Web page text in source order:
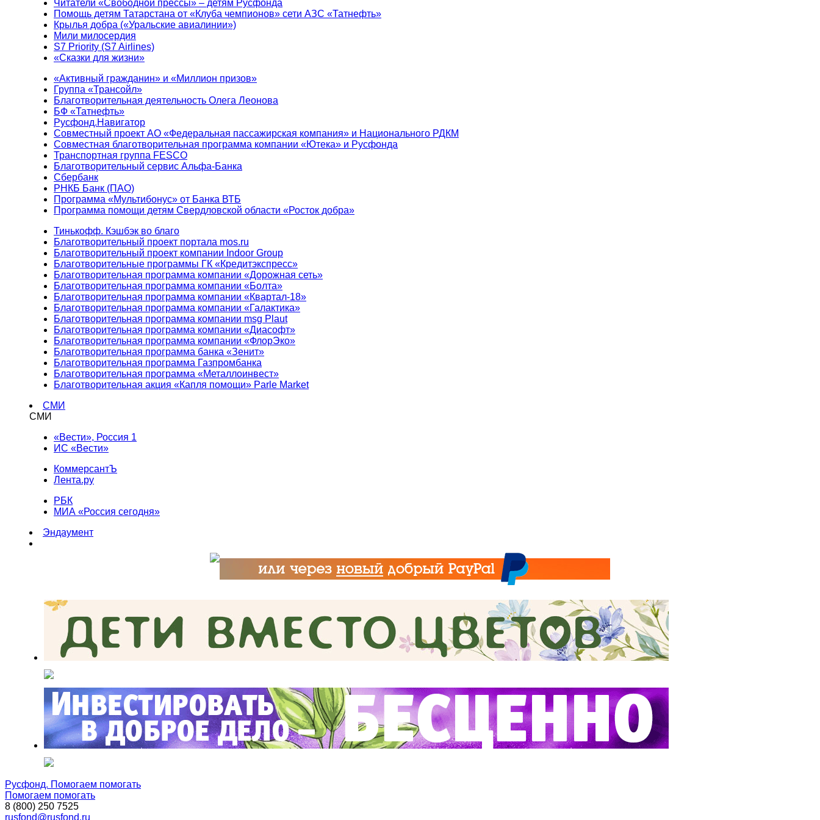
Читатели «Свободной прессы» – детям Русфонда
Помощь детям Татарстана от «Клуба чемпионов» сети АЗС «Татнефть»
Крылья добра («Уральские авиалинии»)
Мили милосердия
S7 Priority (S7 Airlines)
«Сказки для жизни»
«Активный гражданин» и «Миллион призов»
Группа «Трансойл»
Благотворительная деятельность Олега Леонова
БФ «Татнефть»
Русфонд.Навигатор
Совместный проект АО «Федеральная пассажирская компания» и Национального РДКМ
Совместная благотворительная программа компании «Ютека» и Русфонда
Транспортная группа FESCO
Благотворительный сервис Альфа-Банка
Сбербанк
РНКБ Банк (ПАО)
Программа «Мультибонус» от Банка ВТБ
Программа помощи детям Свердловской области «Росток добра»
Тинькофф. Кэшбэк во благо
Благотворительный проект портала mos.ru
Благотворительный проект компании Indoor Group
Благотворительные программы ГК «Кредитэкспресс»
Благотворительная программа компании «Дорожная сеть»
Благотворительная программа компании «Болта»
Благотворительная программа компании «Квартал-18»
Благотворительная программа компании «Галактика»
Благотворительная программа компании msg Plaut
Благотворительная программа компании «Диасофт»
Благотворительная программа компании «ФлорЭко»
Благотворительная программа банка «Зенит»
Благотворительная программа Газпромбанка
Благотворительная программа «Металлоинвест»
Благотворительная акция «Капля помощи» Parle Market
СМИ
СМИ
«Вести», Россия 1
ИС «Вести»
КоммерсантЪ
Лента.ру
РБК
МИА «Россия сегодня»
Эндаумент
Русфонд. Помогаем помогать
Помогаем помогать
8 (800) 250 7525
rusfond@rusfond.ru